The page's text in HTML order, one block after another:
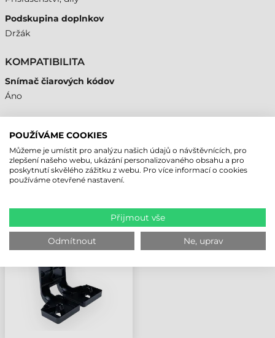
Podskupina doplnkov
Držák
KOMPATIBILITA
Snímač čiarových kódov
Áno
NAPOSLEDY PROHLÍŽENÉ PRODUKTY
PŘÍSLUŠENSTVÍ,
MAGELLAN 3600VSI
POUŽÍVÁME COOKIES
Můžeme je umístit pro analýzu našich údajů o návštěvnících, pro
zlepšení našeho webu, ukázání personalizovaného obsahu a pro
poskytnutí skvělého zážitku z webu. Pro více informací o cookies
používáme otevřené nastavení.
Přijmout vše
Odmítnout Ne, uprav